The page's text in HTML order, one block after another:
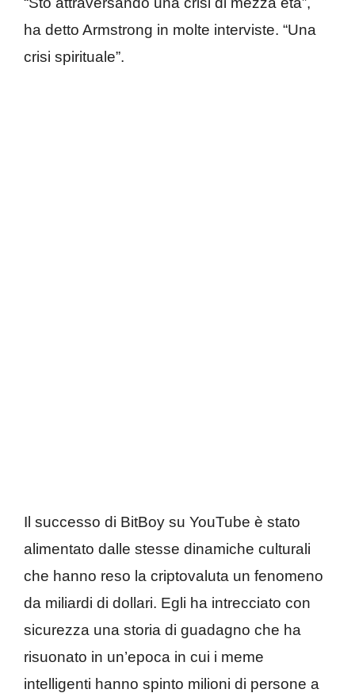
ha detto Armstrong in molte interviste. “Una
crisi spirituale”.
Il successo di BitBoy su YouTube è stato
alimentato dalle stesse dinamiche culturali
che hanno reso la criptovaluta un fenomeno
da miliardi di dollari. Egli ha intrecciato con
sicurezza una storia di guadagno che ha
risuonato in un’epoca in cui i meme
intelligenti hanno spinto milioni di persone a